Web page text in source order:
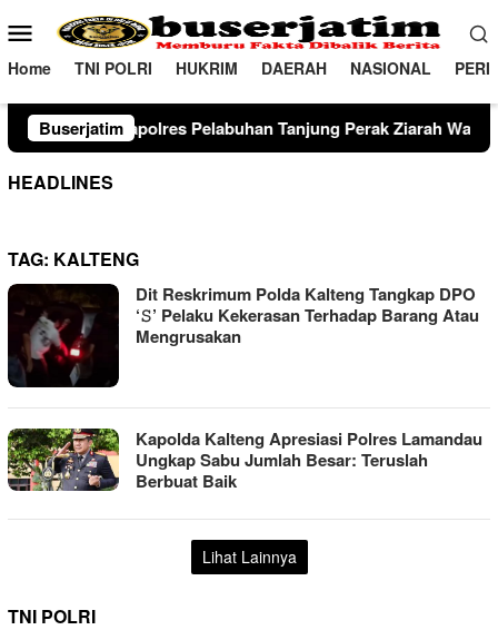
ke
konten
Menu
Mobile
Home TNI POLRI HUKRIM DAERAH NASIONAL
Buserjatim
Pelabuhan Tanjung Perak Ziarah Wali di Surabaya
HEADLINES
TAG: KALTENG
Dit Reskrimum Polda Kalteng Tangkap DPO
‘𝚂’ Pelaku Kekerasan Terhadap Barang Atau
Mengrusakan
Kapolda Kalteng Apresiasi Polres Lamandau
Ungkap Sabu Jumlah Besar: Teruslah
Berbuat Baik
Lihat Lainnya
TNI POLRI